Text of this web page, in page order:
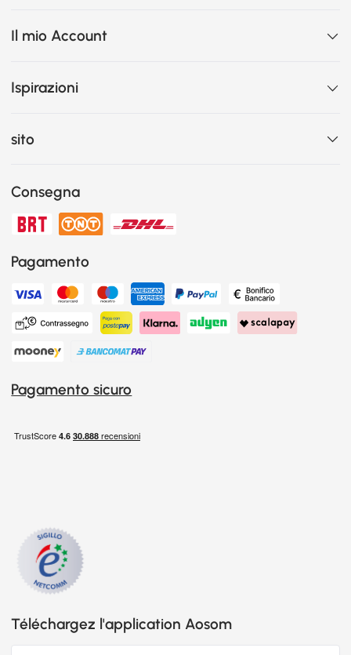
Il mio Account
Ispirazioni
sito
Consegna
Pagamento
Pagamento sicuro
Téléchargez l'application Aosom